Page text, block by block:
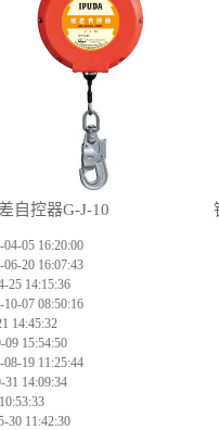
自控器G-J-10
04-05 16:20:00
06-20 16:07:43
25 14:15:36
10-07 08:50:16
14:45:32
09 15:54:50
08-19 11:25:44
31 14:09:34
30 11:42:30